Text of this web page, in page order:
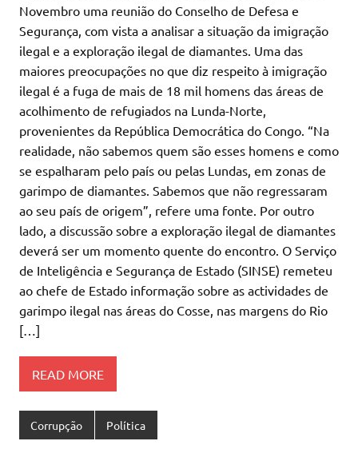
Novembro uma reunião do Conselho de Defesa e
Segurança, com vista a analisar a situação da imigração
ilegal e a exploração ilegal de diamantes. Uma das
maiores preocupações no que diz respeito à imigração
ilegal é a fuga de mais de 18 mil homens das áreas de
acolhimento de refugiados na Lunda-Norte,
provenientes da República Democrática do Congo. “Na
realidade, não sabemos quem são esses homens e como
se espalharam pelo país ou pelas Lundas, em zonas de
garimpo de diamantes. Sabemos que não regressaram
ao seu país de origem”, refere uma fonte. Por outro
lado, a discussão sobre a exploração ilegal de diamantes
deverá ser um momento quente do encontro. O Serviço
de Inteligência e Segurança de Estado (SINSE) remeteu
ao chefe de Estado informação sobre as actividades de
garimpo ilegal nas áreas do Cosse, nas margens do Rio
[…]
READ MORE
Corrupção Política